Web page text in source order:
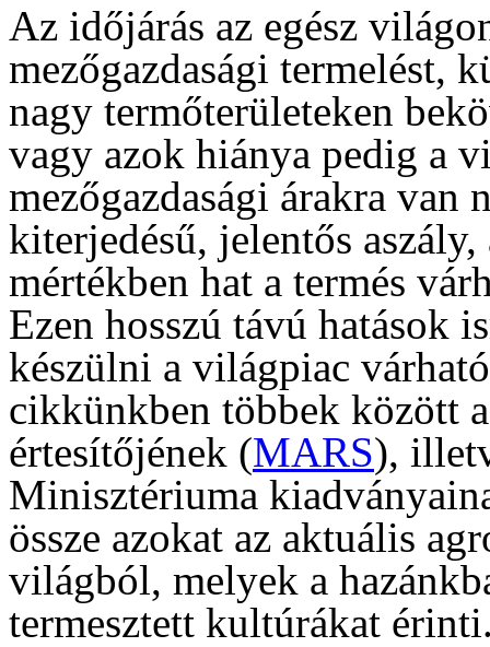
Az időjárás az egész
mezőgazdasági termelést,
nagy termőterületeken
vagy azok hiánya pedig a
mezőgazdasági árakra van
kiterjedésű, jelentős
mértékben hat a termés
Ezen hosszú távú hatások
készülni a világpiac
cikkünkben többek között
értesítőjének (MARS),
Minisztériuma
össze azokat az aktuális
világból, melyek a
termesztett kultúrákat